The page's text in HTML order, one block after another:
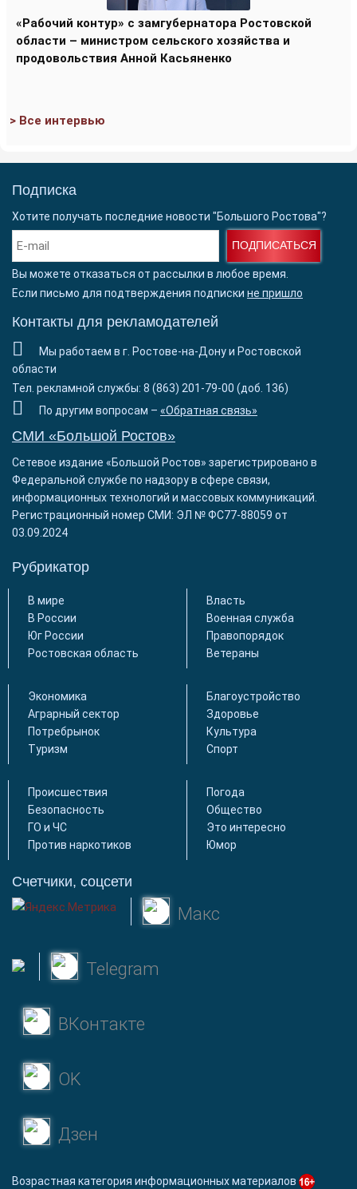
«Рабочий контур» с замгубернатора Ростовской
области – министром сельского хозяйства и
продовольствия Анной Касьяненко
> Все интервью
Подписка
Хотите получать последние новости "Большого Ростова"?
ПОДПИСАТЬСЯ
Вы можете отказаться от рассылки в любое время.
Если письмо для подтверждения подписки не пришло
Контакты для рекламодателей
Мы работаем в г. Ростове-на-Дону и Ростовской
области
Тел. рекламной службы: 8 (863) 201-79-00 (доб. 136)
По другим вопросам – «Обратная связь»
СМИ «Большой Ростов»
Сетевое издание «Большой Ростов» зарегистрировано в
Федеральной службе по надзору в сфере связи,
информационных технологий и массовых коммуникаций.
Регистрационный номер СМИ: ЭЛ № ФС77-88059 от
03.09.2024
Рубрикатор
В мире
В России
Юг России
Ростовская область
Власть
Военная служба
Правопорядок
Ветераны
Экономика
Аграрный сектор
Потребрынок
Туризм
Благоустройство
Здоровье
Культура
Спорт
Происшествия
Безопасность
ГО и ЧС
Против наркотиков
Погода
Общество
Это интересно
Юмор
Счетчики, соцсети
Макс
Telegram
ВКонтакте
OK
Дзен
Возрастная категория информационных материалов